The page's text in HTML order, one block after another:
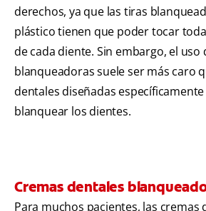
derechos, ya que las tiras
plástico tienen que poder tocar
de cada diente. Sin embargo, el uso
blanqueadoras suele ser más caro
dentales diseñadas
blanquear los dientes.
Cremas dentales
Para muchos pacientes, las cremas